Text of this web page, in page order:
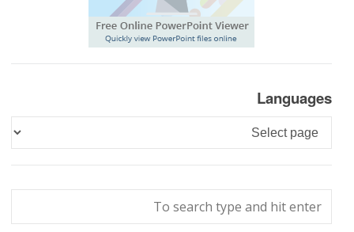
Languages
Languages